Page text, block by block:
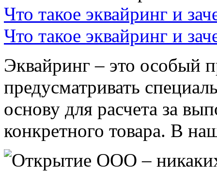
Что такое эквайринг и
Что такое эквайринг и
Эквайринг – это особый
предусматривать
основу для расчета за
конкретного товара. В